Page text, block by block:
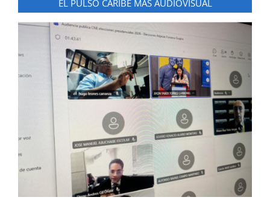
EL PULSO CARIBE MAS AUDIOVISUAL